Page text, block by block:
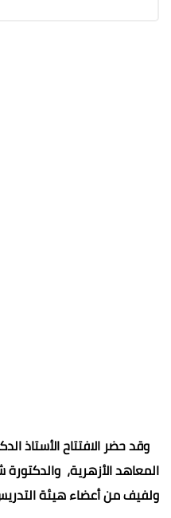
وقد حضر الافتتاح الأستاذ
المعاهد الأزهرية،
ولفيف من أعضاء هيئة